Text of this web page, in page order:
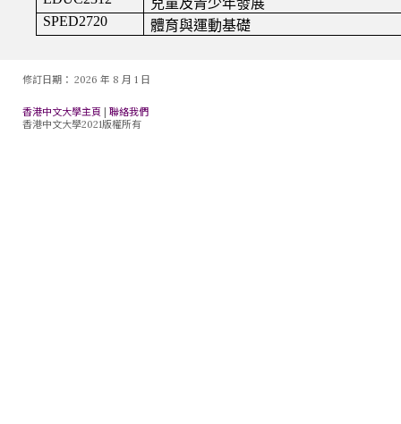
修訂日期： 2026 年 8 月 1 日
香港中文大學主頁 |聯絡我們
香港中文大學2021版權所有